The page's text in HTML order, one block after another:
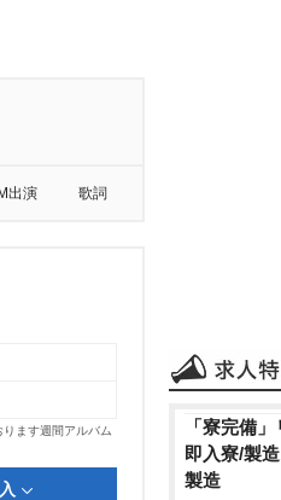
出演 歌詞
ます週間アルバム
「寮完備
即入寮/製
製造